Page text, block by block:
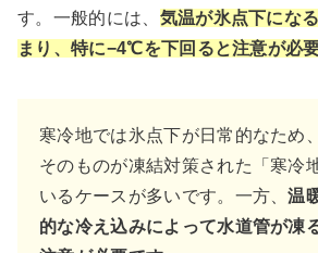
す。一般的には、 気温が氷点下にな
まり、特に−4℃を下回ると注意が必
寒冷地では氷点下が日常的なため
そのものが凍結対策された「寒冷
いるケースが多いです。一方、温
的な冷え込みによって水道管が凍